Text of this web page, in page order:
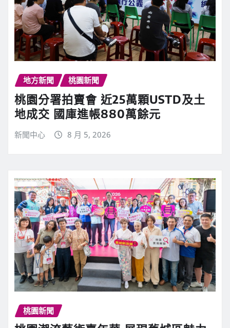
地方新聞 桃園新聞
桃園分署拍賣會 近25萬顆USTD及土
地成交 國庫進帳880萬餘元
新聞中心 8 月 5, 2026
桃園新聞